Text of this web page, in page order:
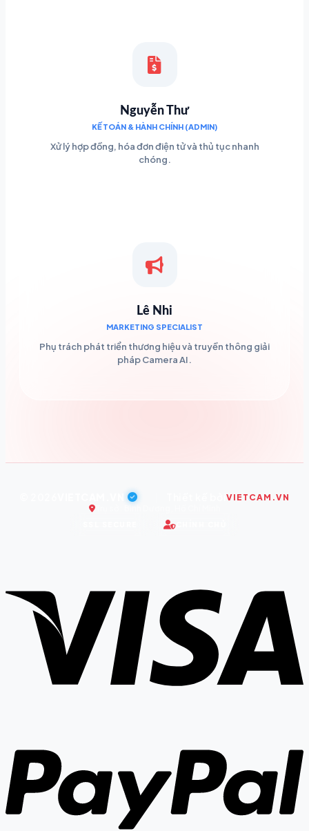
Nguyễn Thư
KẾ TOÁN & HÀNH CHÍNH (ADMIN)
Xử lý hợp đồng, hóa đơn điện tử và thủ tục nhanh
chóng.
Lê Nhi
MARKETING SPECIALIST
Phụ trách phát triển thương hiệu và truyền thông giải
pháp Camera AI.
VIETCAM.VN
Trụ sở: Bình Dương, Hồ Chí Minh
CHÍNH CHỦ